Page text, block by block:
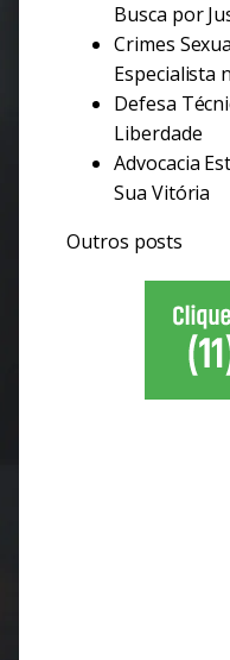
Busca por
Crimes
Especialista
Defesa
Liberdade
Advocacia
Sua Vitória
Outros posts